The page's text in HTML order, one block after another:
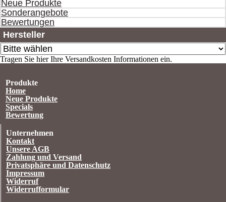
Neue Produkte
Sonderangebote
Bewertungen
Hersteller
Tragen Sie hier Ihre Versandkosten Informationen ein.
Produkte
Home
Neue Produkte
Specials
Bewertung
Unternehmen
Kontakt
Unsere AGB
Zahlung und Versand
Privatsphäre und Datenschutz
Impressum
Widerruf
Widerrufformular